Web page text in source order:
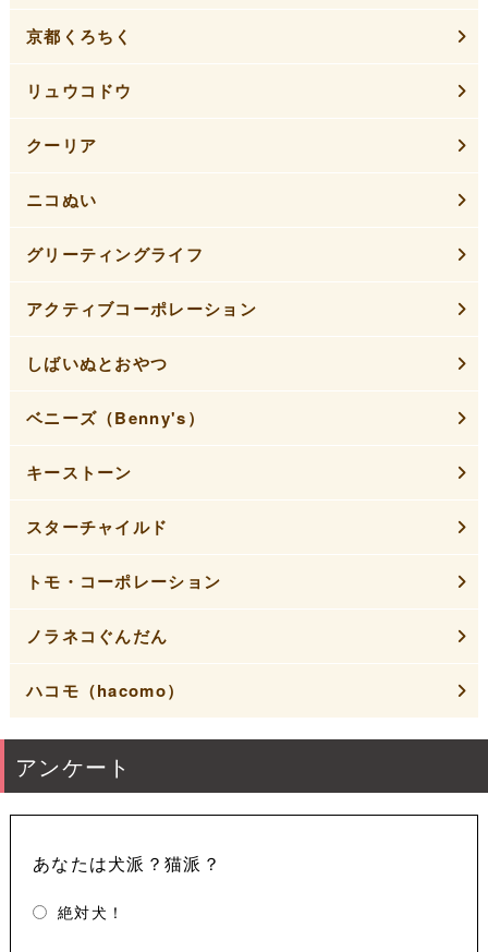
京都くろちく
リュウコドウ
クーリア
ニコぬい
グリーティングライフ
アクティブコーポレーション
しばいぬとおやつ
ベニーズ（Benny's）
キーストーン
スターチャイルド
トモ・コーポレーション
ノラネコぐんだん
ハコモ（hacomo）
アンケート
あなたは犬派？猫派？
絶対犬！